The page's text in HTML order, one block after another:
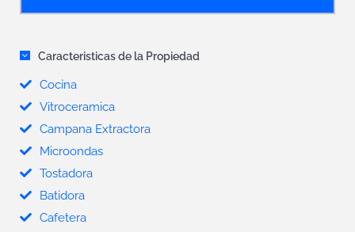
Caracteristicas de la Propiedad
Cocina
Vitroceramica
Campana Extractora
Microondas
Tostadora
Batidora
Cafetera